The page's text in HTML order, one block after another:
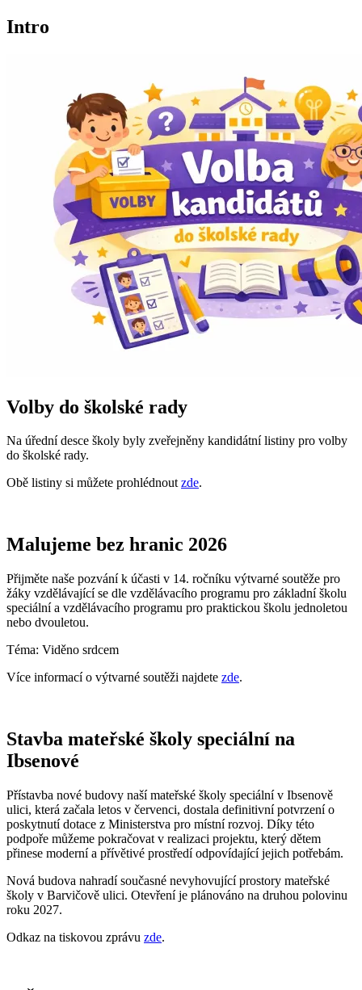
Intro
Volby do školské rady
Na úřední desce školy byly zveřejněny kandidátní listiny pro volby
do školské rady.
Obě listiny si můžete prohlédnoutzde.
Malujeme bez hranic 2026
Přijměte naše pozvání k účasti v 14. ročníku výtvarné soutěže pro
žáky vzdělávající se dle vzdělávacího programu pro základní školu
speciální a vzdělávacího programu pro praktickou školu jednoletou
nebo dvouletou.
Téma: Viděno srdcem
Více informací o výtvarné soutěži najdete zde.
Stavba mateřské školy speciální na
Ibsenové
Přístavba nové budovy naší mateřské školy speciální v Ibsenově
ulici, která začala letos v červenci, dostala definitivní potvrzení o
poskytnutí dotace z Ministerstva pro místní rozvoj. Díky této
podpoře můžeme pokračovat v realizaci projektu, který dětem
přinese moderní a přívětivé prostředí odpovídající jejich potřebám.
Nová budova nahradí současné nevyhovující prostory mateřské
školy v Barvičově ulici. Otevření je plánováno na druhou polovinu
roku 2027.
Odkaz na tiskovou zprávu zde.